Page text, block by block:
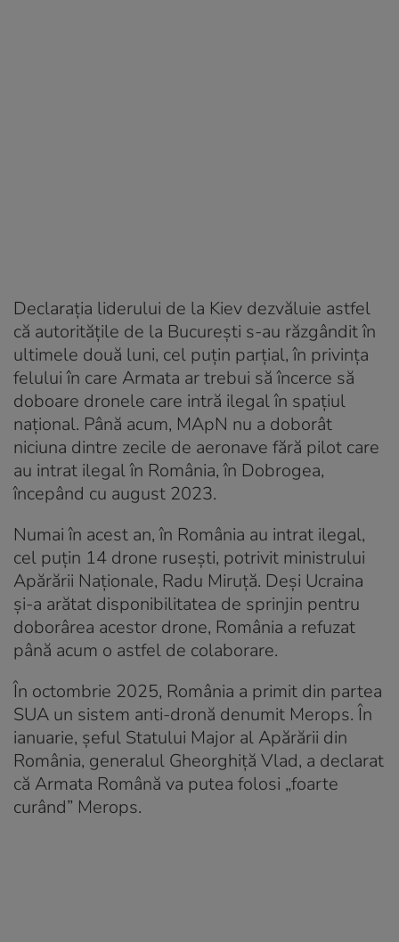
Declarația liderului de la Kiev dezvăluie astfel
că autoritățile de la București s-au răzgândit în
ultimele două luni, cel puțin parțial, în privința
felului în care Armata ar trebui să încerce să
doboare dronele care intră ilegal în spațiul
național. Până acum, MApN nu a doborât
niciuna dintre zecile de aeronave fără pilot care
au intrat ilegal în România, în Dobrogea,
începând cu august 2023.
Numai în acest an, în România au intrat ilegal,
cel puțin 14 drone rusești, potrivit ministrului
Apărării Naționale, Radu Miruță. Deși Ucraina
și-a arătat disponibilitatea de sprinjin pentru
doborârea acestor drone, România a refuzat
până acum o astfel de colaborare.
În octombrie 2025, România a primit din partea
SUA un sistem anti-dronă denumit Merops. În
ianuarie, șeful Statului Major al Apărării din
România, generalul Gheorghiță Vlad, a declarat
că Armata Română va putea folosi „foarte
curând” Merops.